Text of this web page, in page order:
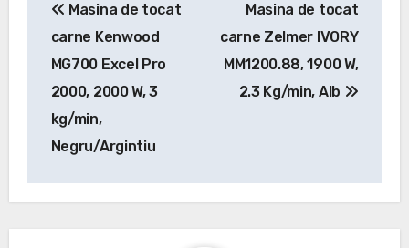
în
articole
Masina de tocat
carne Kenwood
MG700 Excel Pro
2000, 2000 W, 3
kg/min,
Negru/Argintiu
Masina de tocat
carne Zelmer IVORY
MM1200.88, 1900 W,
2.3 Kg/min, Alb